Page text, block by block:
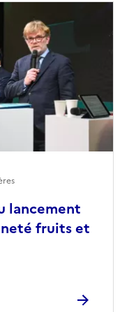
lancement
fruits et